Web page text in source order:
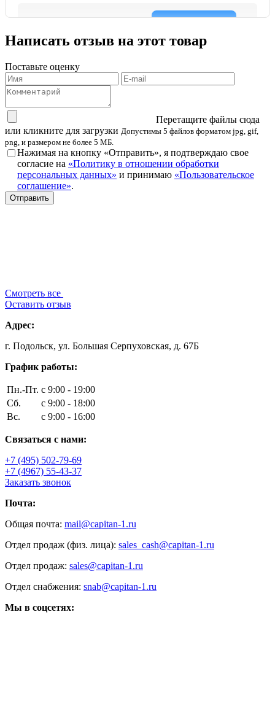
Написать отзыв на этот товар
Поставьте оценку
Перетащите файлы сюда
или кликните для загрузки Допустимы 5 файлов форматом jpg, gif,
png, и размером не более 5 МБ.
Нажимая на кнопку «Отправить», я подтверждаю свое
согласие на «Политику в отношении обработки
персональных данных» и принимаю «Пользовательское
соглашение».
Смотреть все
Оставить отзыв
Адрес:
г. Подольск, ул. Большая Серпуховская, д. 67Б
График работы:
Пн.-Пт. с 9:00 - 19:00
Сб.
с 9:00 - 18:00
Вс.
с 9:00 - 16:00
Связаться с нами:
+7 (495) 502-79-69
+7 (4967) 55-43-37
Заказать звонок
Почта:
Общая почта: mail@capitan-1.ru
Отдел продаж (физ. лица): sales_cash@capitan-1.ru
Отдел продаж: sales@capitan-1.ru
Отдел снабжения: snab@capitan-1.ru
Мы в соцсетях: